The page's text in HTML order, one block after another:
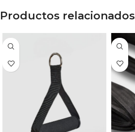
Productos relacionados